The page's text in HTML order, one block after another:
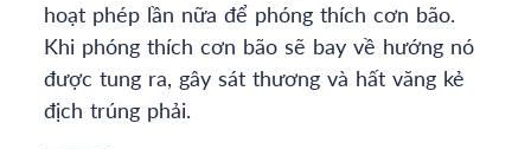
hoạt phép lần nữa để phóng thích cơn bão.
Khi phóng thích cơn bão sẽ bay về hướng nó
được tung ra, gây sát thương và hất văng kẻ
địch trúng phải.